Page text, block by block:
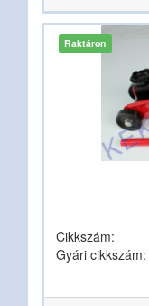
Raktáron
Cikkszám:
Gyári cikkszám: